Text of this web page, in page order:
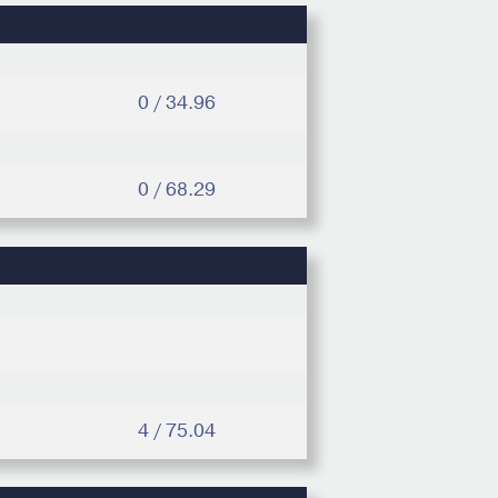
0 / 34.96
0 / 68.29
4 / 75.04